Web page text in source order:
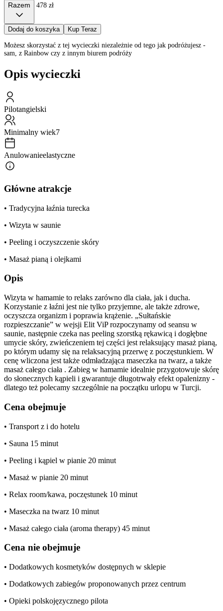
Razem 478 zł
Dodaj do koszyka Kup Teraz
Możesz skorzystać z tej wycieczki niezależnie od tego jak podróżujesz -
sam, z Rainbow czy z innym biurem podróży
Opis wycieczki
Pilotangielski
Minimalny wiek7
Anulowanieelastyczne
Główne atrakcje
• Tradycyjna łaźnia turecka
• Wizyta w saunie
• Peeling i oczyszczenie skóry
• Masaż pianą i olejkami
Opis
Wizyta w hamamie to relaks zarówno dla ciała, jak i ducha.
Korzystanie z łaźni jest nie tylko przyjemne, ale także zdrowe,
oczyszcza organizm i poprawia krążenie. „Sułtańskie
rozpieszczanie” w wejsji Elit ViP rozpoczynamy od seansu w
saunie, następnie czeka nas peeling szorstką rękawicą i dogłębne
umycie skóry, zwieńczeniem tej części jest relaksujący masaż pianą,
po którym udamy się na relaksacyjną przerwę z poczęstunkiem. W
cenę wliczona jest także odmładzająca maseczka na twarz, a także
masaż całego ciała . Zabieg w hamamie idealnie przygotowuje skórę
do słonecznych kąpieli i gwarantuje długotrwały efekt opalenizny -
dlatego też polecamy szczególnie na początku urlopu w Turcji.
Cena obejmuje
• Transport z i do hotelu
• Sauna 15 minut
• Peeling i kąpiel w pianie 20 minut
• Masaż w pianie 20 minut
• Relax room/kawa, poczęstunek 10 minut
• Maseczka na twarz 10 minut
• Masaż całego ciała (aroma therapy) 45 minut
Cena nie obejmuje
• Dodatkowych kosmetyków dostępnych w sklepie
• Dodatkowych zabiegów proponowanych przez centrum
• Opieki polskojęzycznego pilota